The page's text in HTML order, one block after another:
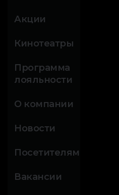
Акции
Кинотеатры
Программа
лояльности
О компании
Новости
Посетителям
Вакансии